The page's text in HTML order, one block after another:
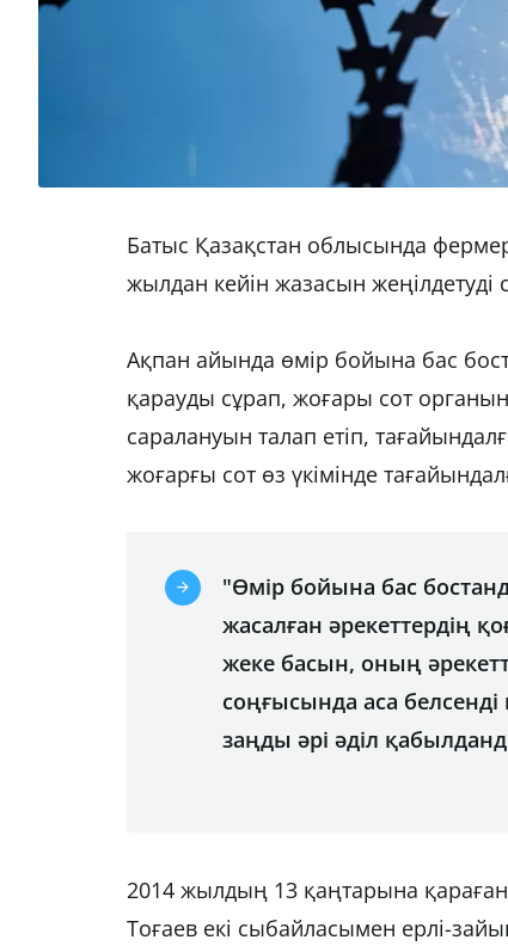
Батыс Қазақстан облысында
жылдан кейін жазасын
Ақпан айында өмір бойына бас
қарауды сұрап, жоғары сот
саралануын талап етіп,
жоғарғы сот өз үкімінде
"Өмір бойына бас
жасалған әрекеттердің
жеке басын, оның
соңғысында аса
заңды әрі әділ
2014 жылдың 13 қаңтарына
Тоғаев екі сыбайласымен ерлі-